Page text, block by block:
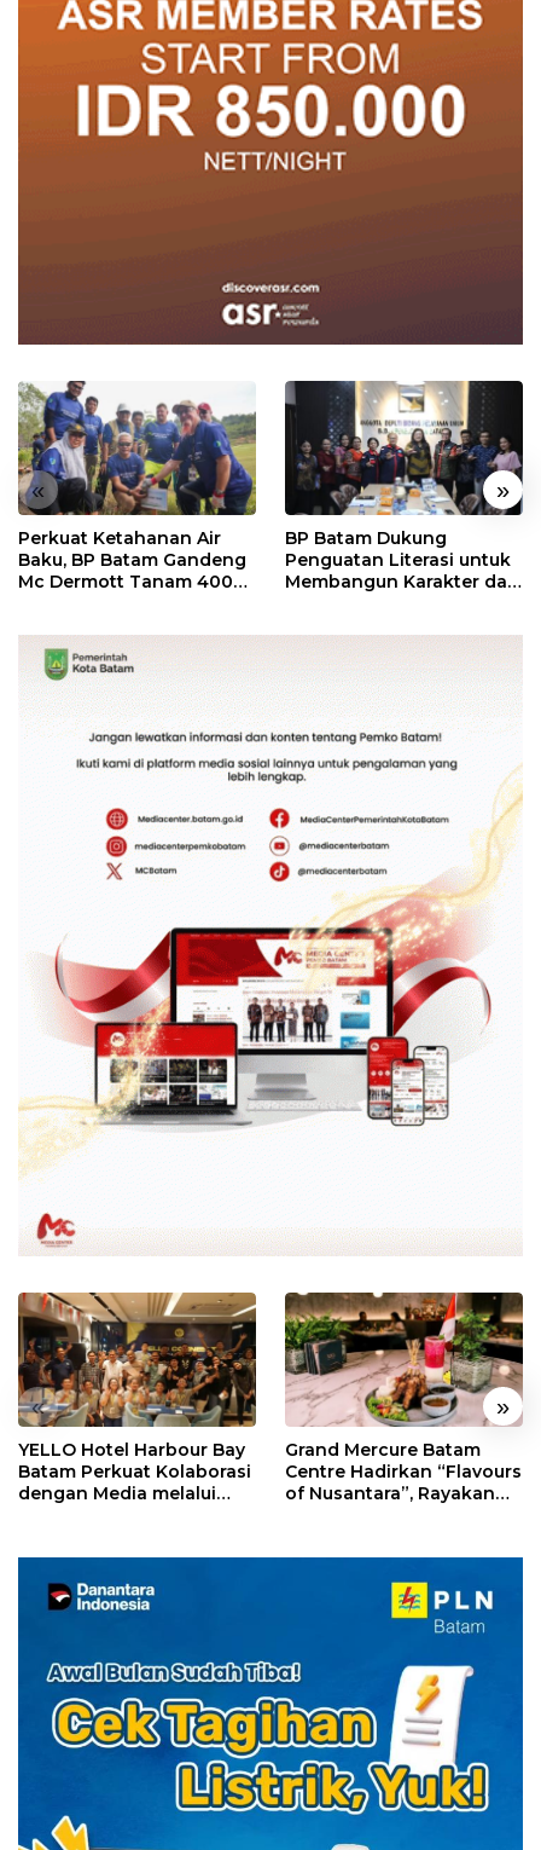
« »
Perkuat Ketahanan Air
Baku, BP Batam Gandeng
Mc Dermott Tanam 400
BP Batam Dukung
Penguatan Literasi untuk
Membangun Karakter dan
« »
YELLO Hotel Harbour Bay
Batam Perkuat Kolaborasi
dengan Media melalui
Grand Mercure Batam
Centre Hadirkan “Flavours
of Nusantara”, Rayakan